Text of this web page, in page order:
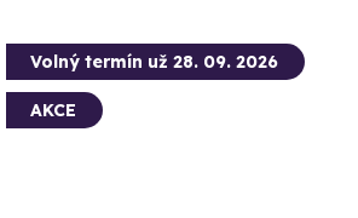
Volný termín už 28. 09. 2026
AKCE